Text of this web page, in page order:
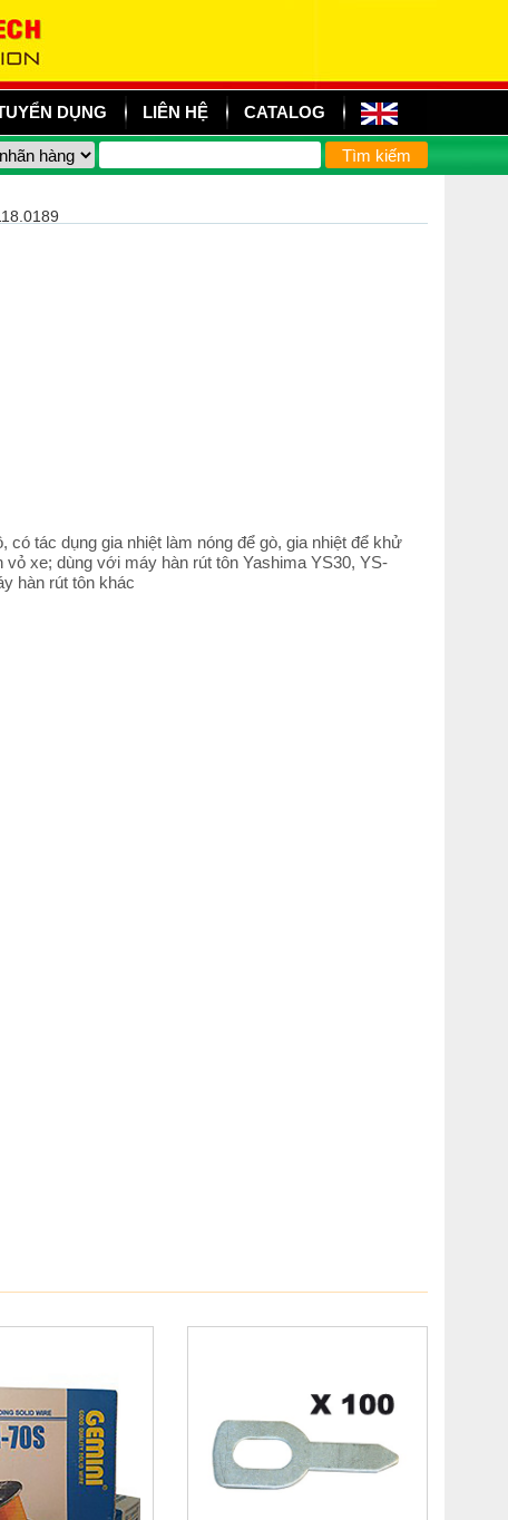
DỤNG LIÊN HỆ CATALOG
tác dụng gia nhiệt làm nóng để gò, gia nhiệt để khử
xe; dùng với máy hàn rút tôn Yashima YS30, YS-
hàn rút tôn khác